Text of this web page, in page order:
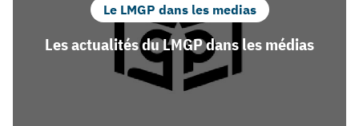
Le LMGP dans les medias
Les actualités du LMGP dans les médias